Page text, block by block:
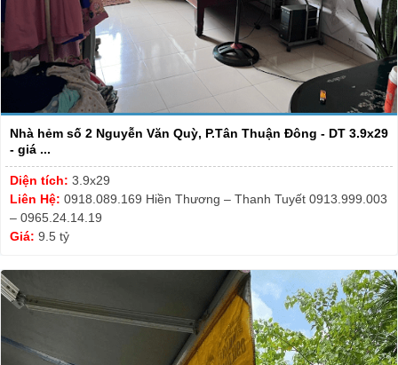
Nhà hẻm số 2 Nguyễn Văn Quỳ, P.Tân Thuận Đông - DT 3.9x29
- giá ...
Diện tích: 3.9x29
Liên Hệ: 0918.089.169 Hiền Thương – Thanh Tuyết 0913.999.003
– 0965.24.14.19
Giá: 9.5 tỷ